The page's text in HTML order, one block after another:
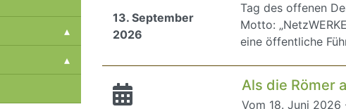
13. September
2026
Tag des offenen
Motto:
eine öffentliche
Als die Römer
Vom 18. Juni 2026